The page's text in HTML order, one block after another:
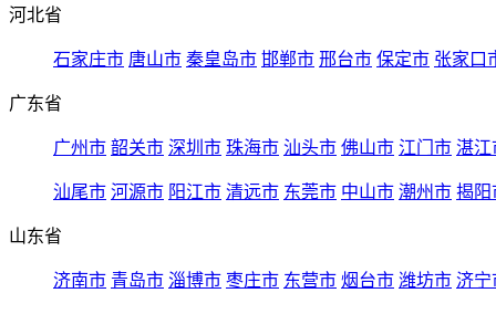
河北省
石家庄市 唐山市 秦皇岛市 邯郸市 邢台市 保定市 张家口
广东省
广州市 韶关市 深圳市 珠海市 汕头市 佛山市 江门市 湛江
汕尾市 河源市 阳江市 清远市 东莞市 中山市 潮州市 揭阳
山东省
济南市 青岛市 淄博市 枣庄市 东营市 烟台市 潍坊市 济宁